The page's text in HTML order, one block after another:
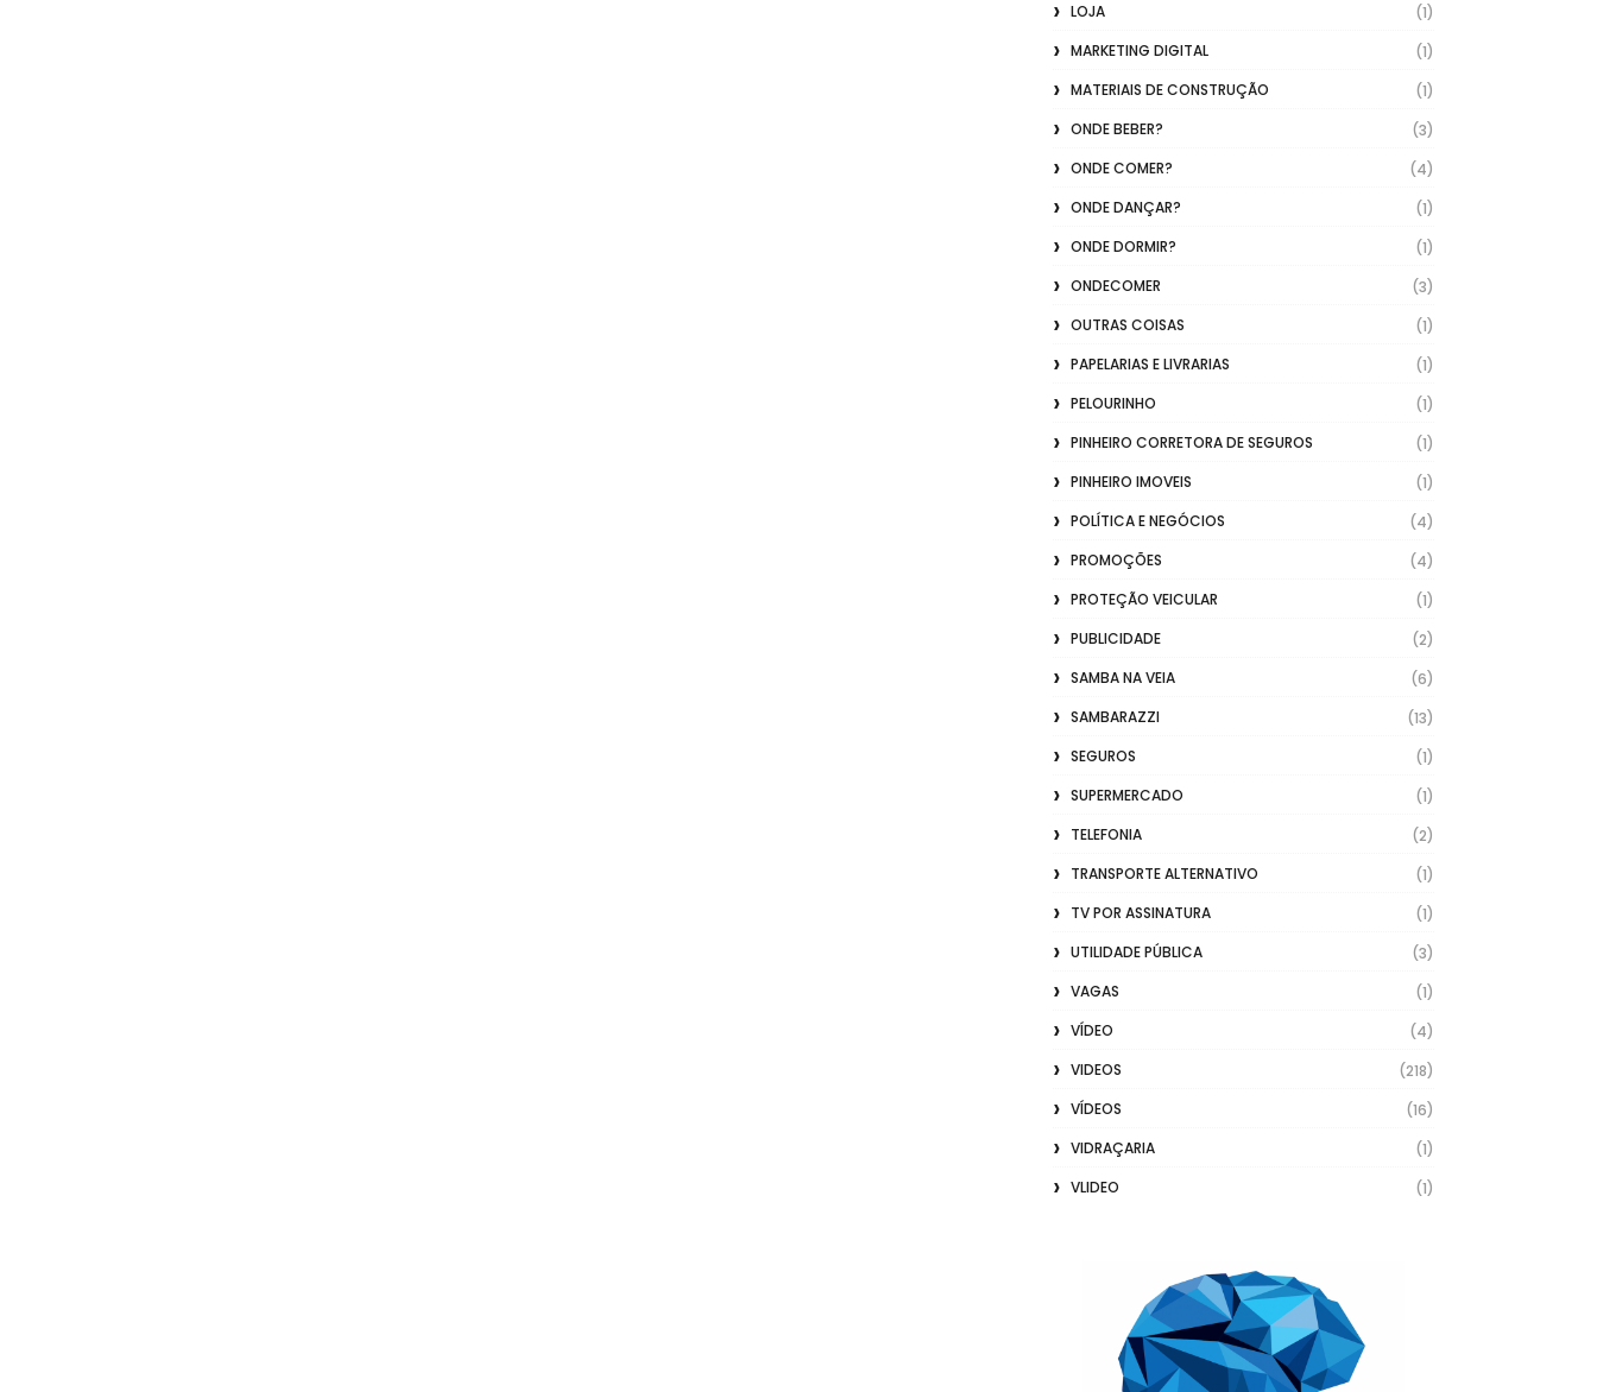
LOJA
(1)
MARKETING DIGITAL
(1)
MATERIAIS DE CONSTRUÇÃO
(1)
ONDE BEBER?
(3)
ONDE COMER?
(4)
ONDE DANÇAR?
(1)
ONDE DORMIR?
(1)
ONDECOMER
(3)
OUTRAS COISAS
(1)
PAPELARIAS E LIVRARIAS
(1)
PELOURINHO
(1)
PINHEIRO CORRETORA DE SEGUROS
(1)
PINHEIRO IMOVEIS
(1)
POLÍTICA E NEGÓCIOS
(4)
PROMOÇÕES
(4)
PROTEÇÃO VEICULAR
(1)
PUBLICIDADE
(2)
SAMBA NA VEIA
(6)
SAMBARAZZI
(13)
SEGUROS
(1)
SUPERMERCADO
(1)
TELEFONIA
(2)
TRANSPORTE ALTERNATIVO
(1)
TV POR ASSINATURA
(1)
UTILIDADE PÚBLICA
(3)
VAGAS
(1)
VÍDEO
(4)
VIDEOS
(218)
VÍDEOS
(16)
VIDRAÇARIA
(1)
VLIDEO
(1)